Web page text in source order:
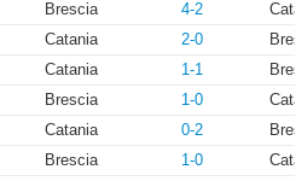
Brescia 4-2
Catania 2-0
Catania 1-1
Brescia 1-0
Catania 0-2
Brescia 1-0